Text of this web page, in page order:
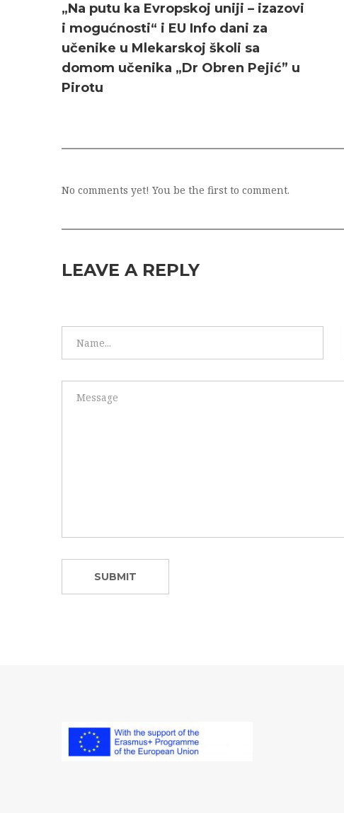
„Na putu ka Evropskoj uniji – izazovi
i mogućnosti“ i EU Info dani za
učenike u Mlekarskoj školi sa
domom učenika „Dr Obren Pejić” u
Pirotu
No comments yet! You be the first to comment.
LEAVE A REPLY